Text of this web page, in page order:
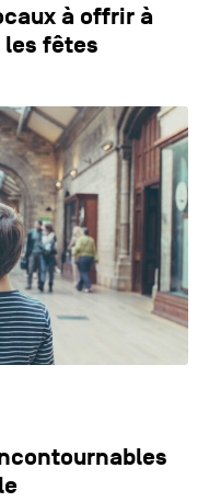
à offrir à
les fêtes